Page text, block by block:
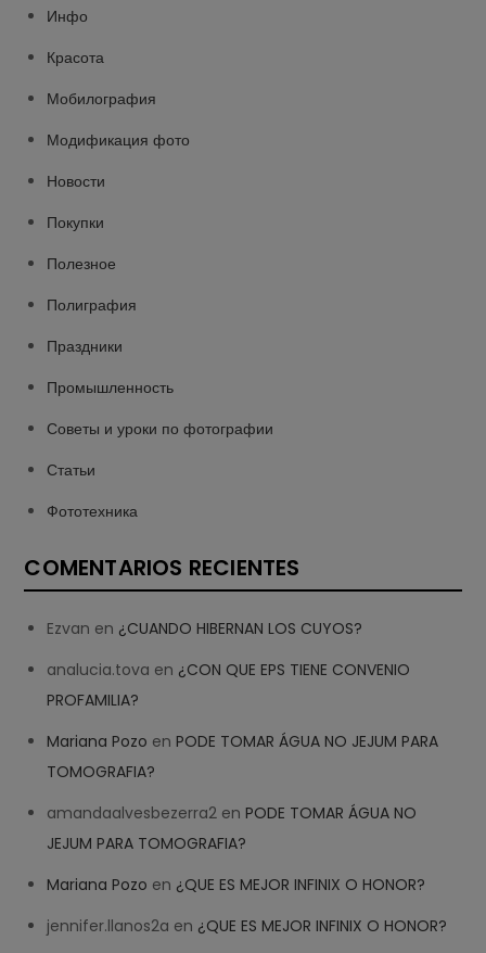
Инфо
Красота
Мобилография
Модификация фото
Новости
Покупки
Полезное
Полиграфия
Праздники
Промышленность
Советы и уроки по фотографии
Статьи
Фототехника
COMENTARIOS RECIENTES
Ezvan en ¿CUANDO HIBERNAN LOS CUYOS?
analucia.tova en ¿CON QUE EPS TIENE CONVENIO
PROFAMILIA?
Mariana Pozo enPODE TOMAR ÁGUA NO JEJUM PARA
TOMOGRAFIA?
amandaalvesbezerra2 enPODE TOMAR ÁGUA NO
JEJUM PARA TOMOGRAFIA?
Mariana Pozo en ¿QUE ES MEJOR INFINIX O HONOR?
jennifer.llanos2a en ¿QUE ES MEJOR INFINIX O HONOR?